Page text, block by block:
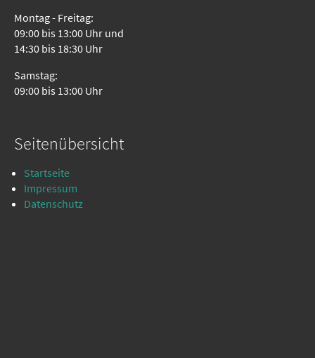
Montag - Freitag:
09:00 bis 13:00 Uhr und
14:30 bis 18:30 Uhr
Samstag:
09:00 bis 13:00 Uhr
Seitenübersicht
Startseite
Impressum
Datenschutz